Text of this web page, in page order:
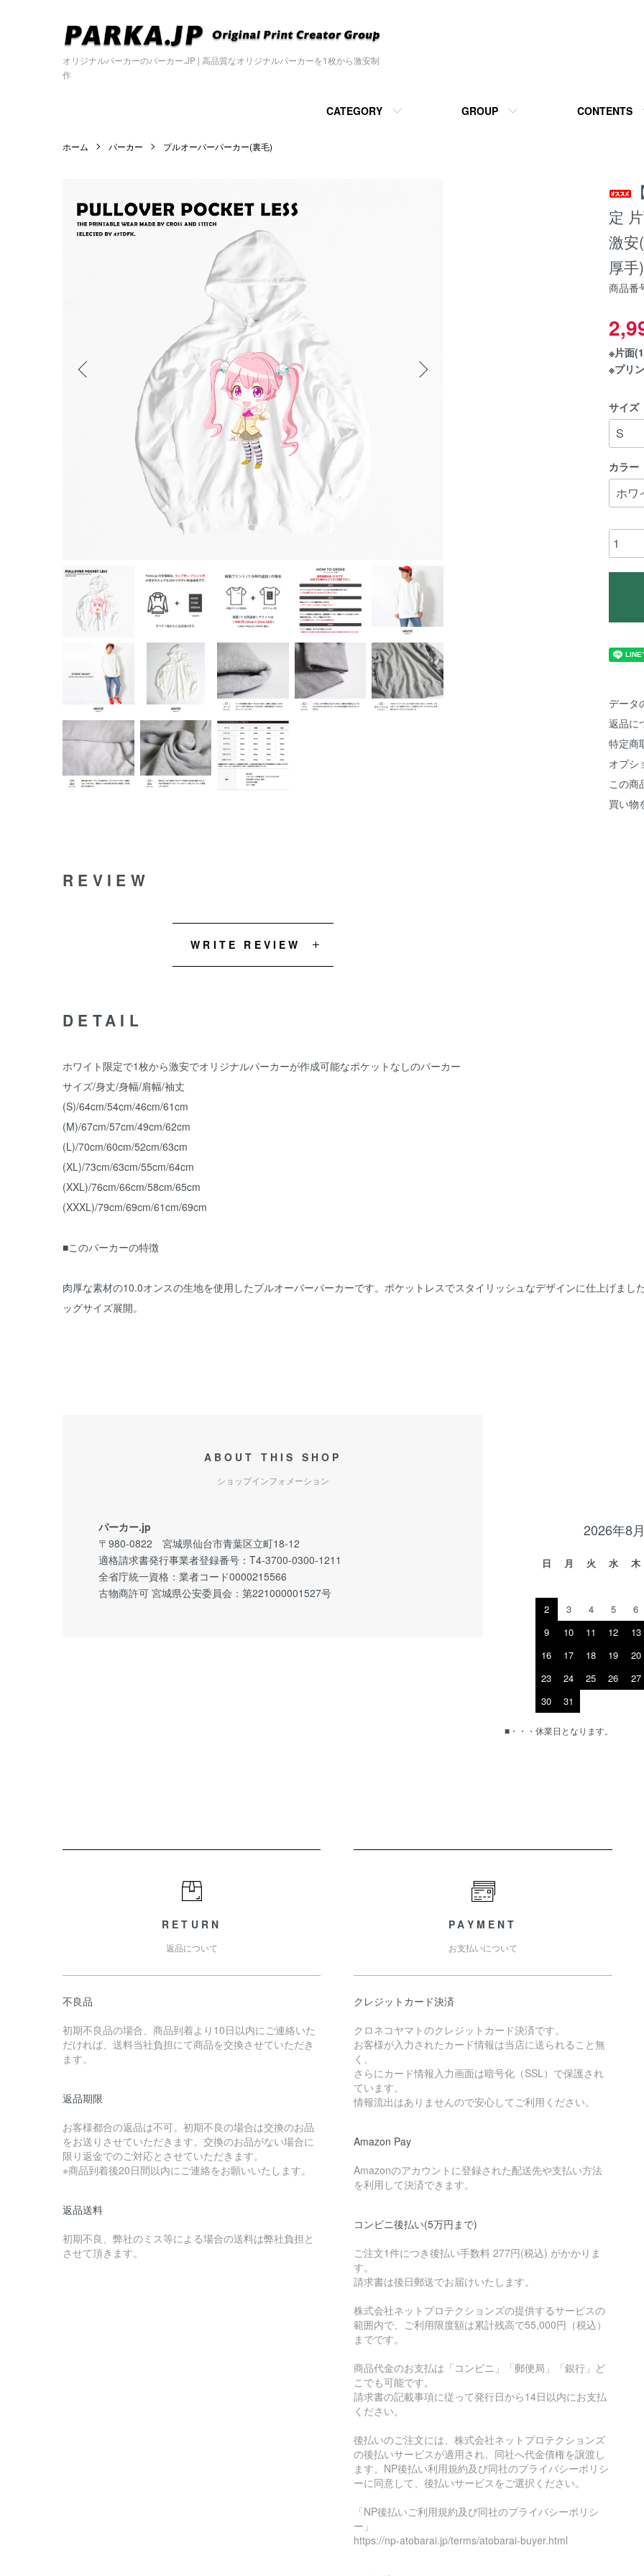
オリジナルパーカーのパーカー.JP | 高品質なオリジナルパーカーを1枚から激安制
作
CATEGORY GROUP CONTENTS
ホーム パーカー プルオーバーパーカー(裏毛)
定
激安
厚
商品番
※片面
※プリ
サイズ
カラー
データ
返品に
特定商
オプシ
この商
買い物
DETAIL
ホワイト限定で1枚から激安でオリジナルパーカーが作成可能なポケットなしのパーカー
サイズ/身丈/身幅/肩幅/袖丈
(S)/64cm/54cm/46cm/61cm
(M)/67cm/57cm/49cm/62cm
(L)/70cm/60cm/52cm/63cm
(XL)/73cm/63cm/55cm/64cm
(XXL)/76cm/66cm/58cm/65cm
(XXXL)/79cm/69cm/61cm/69cm
■このパーカーの特徴
肉厚な素材の10.0オンスの生地を使用したプルオーバーパーカーです。ポケットレスでスタイリッシュなデザインに仕上げまし
ッグサイズ展開。
REVIEW
WRITE REVIEW
ABOUT THIS SHOP
ショップインフォメーション
パーカー.jp
〒980-0822 宮城県仙台市青葉区立町18-12
適格請求書発行事業者登録番号：T4-3700-0300-1211
全省庁統一資格：業者コード0000215566
古物商許可 宮城県公安委員会：第221000001527号
2026年8月
日 月 火 水 木
2
3 4 5 6
9
10 11 12 13
16
17 18 19 20
23
24 25 26 27
30
31
■・・・休業日となります。
RETURN
返品について
不良品
初期不良品の場合、商品到着より10日以内にご連絡いた
だければ、送料当社負担にて商品を交換させていただき
ます。
返品期限
お客様都合の返品は不可。初期不良の場合は交換のお品
をお送りさせていただきます。交換のお品がない場合に
限り返金でのご対応とさせていただきます。
※商品到着後20日間以内にご連絡をお願いいたします。
返品送料
初期不良、弊社のミス等による場合の送料は弊社負担と
させて頂きます。
PAYMENT
お支払いについて
クレジットカード決済
クロネコヤマトのクレジットカード決済です。
お客様が入力されたカード情報は当店に送られること無
く、
さらにカード情報入力画面は暗号化（SSL）で保護され
ています。
情報流出はありませんので安心してご利用ください。
Amazon Pay
Amazonのアカウントに登録された配送先や支払い方法
を利用して決済できます。
コンビニ後払い(5万円まで)
ご注文1件につき後払い手数料 277円(税込) がかかりま
す。
請求書は後日郵送でお届けいたします。
株式会社ネットプロテクションズの提供するサービスの
範囲内で、ご利用限度額は累計残高で55,000円（税込）
までです。
商品代金のお支払は「コンビニ」「郵便局」「銀行」ど
こでも可能です。
請求書の記載事項に従って発行日から14日以内にお支払
ください。
後払いのご注文には、株式会社ネットプロテクションズ
の後払いサービスが適用され、同社へ代金債権を譲渡し
ます。NP後払い利用規約及び同社のプライバシーポリシ
ーに同意して、後払いサービスをご選択ください。
「NP後払いご利用規約及び同社のプライバシーポリシ
ー」
https://np-atobarai.jp/terms/atobarai-buyer.html